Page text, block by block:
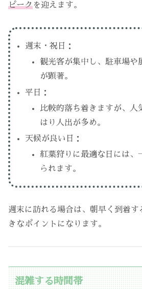
ピークを迎えます。
週末・祝日：
観光客が集中し、駐車場や
が顕著。
平日：
比較的落ち着きますが、人
はり人出が多め。
天候が良い日：
紅葉狩りに最適な日には、
られます。
週末に訪れる場合は、朝早く到着す
きなポイントになります。
混雑する時間帯